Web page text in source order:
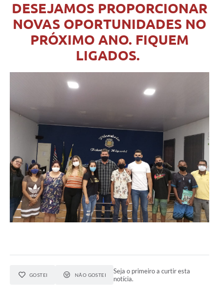
DESEJAMOS PROPORCIONAR
NOVAS OPORTUNIDADES NO
PRÓXIMO ANO. FIQUEM
LIGADOS.
GOSTEI NÃO GOSTEI
Seja o primeiro a curtir esta
notícia.